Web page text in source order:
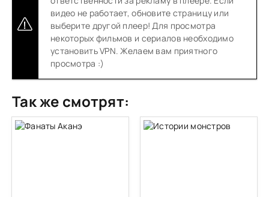
видео не работает, обновите страницу или
выберите другой плеер! Для просмотра
некоторых фильмов и сериалов необходимо
установить VPN. Желаем вам приятного
просмотра :)
Так же смотрят: